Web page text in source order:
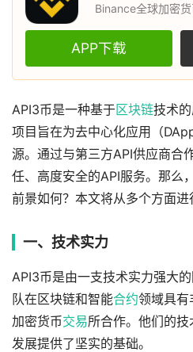
Binance全球加密
APP下载
API3币是一种基于区块链技术
项目旨在为去中心化应用（
源。通过与第三方API供应商合
任、高度安全的API服务。那么
前景如何？本文将从多个方面进
一、技术实力
API3币是由一支技术实力强大
队在区块链和智能合约领域具有
加密货币交易所合作。他们的
发展提供了坚实的基础。